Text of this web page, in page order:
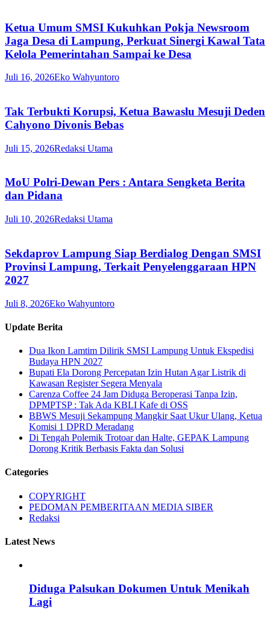
Ketua Umum SMSI Kukuhkan Pokja Newsroom
Jaga Desa di Lampung, Perkuat Sinergi Kawal Tata
Kelola Pemerintahan Sampai ke Desa
Juli 16, 2026Eko Wahyuntoro
Tak Terbukti Korupsi, Ketua Bawaslu Mesuji Deden
Cahyono Divonis Bebas
Juli 15, 2026Redaksi Utama
MoU Polri-Dewan Pers : Antara Sengketa Berita
dan Pidana
Juli 10, 2026Redaksi Utama
Sekdaprov Lampung Siap Berdialog Dengan SMSI
Provinsi Lampung, Terkait Penyelenggaraan HPN
2027
Juli 8, 2026Eko Wahyuntoro
Update Berita
Dua Ikon Lamtim Dilirik SMSI Lampung Untuk Ekspedisi
Budaya HPN 2027
Bupati Ela Dorong Percepatan Izin Hutan Agar Listrik di
Kawasan Register Segera Menyala
Carenza Coffee 24 Jam Diduga Beroperasi Tanpa Izin,
DPMPTSP : Tak Ada KBLI Kafe di OSS
BBWS Mesuji Sekampung Mangkir Saat Ukur Ulang, Ketua
Komisi 1 DPRD Meradang
Di Tengah Polemik Trotoar dan Halte, GEPAK Lampung
Dorong Kritik Berbasis Fakta dan Solusi
Categories
COPYRIGHT
PEDOMAN PEMBERITAAN MEDIA SIBER
Redaksi
Latest News
Diduga Palsukan Dokumen Untuk Menikah
Lagi